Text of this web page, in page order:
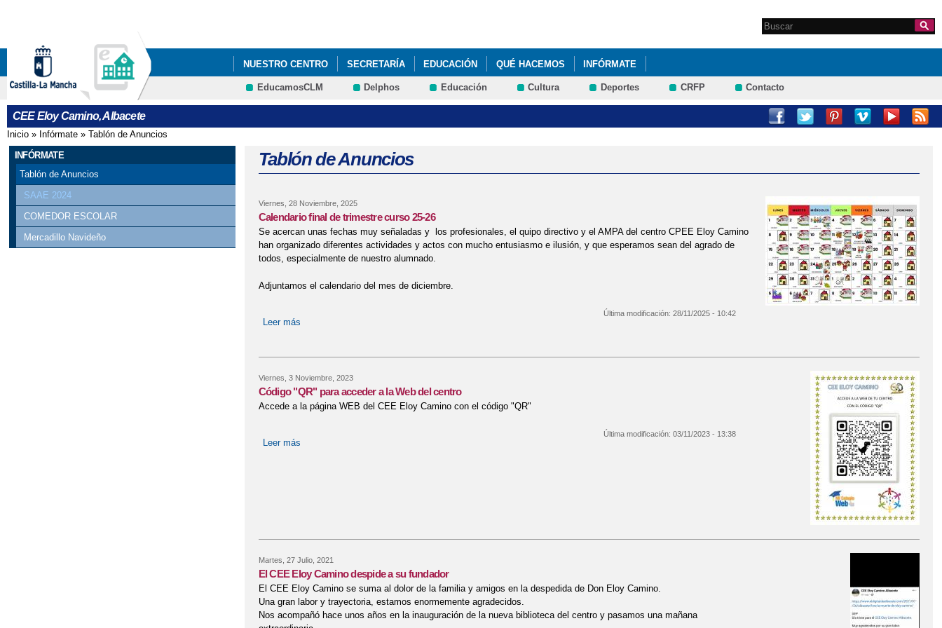
Formulario de
Search this site
NUESTRO CENTRO SECRETARÍA EDUCACIÓN QUÉ HACEMOS INFÓRMATE
CELEBRACIÓN DÍA DE LA PAZ Y ACTIVIDADES QUE PROMUEVAN LA MEJORA DE LA CONVIVENCIA. MERCADILLO NAVIDEÑO
EducamosCLM Delphos Educación Cultura Deportes CRFP Contacto
CEE Eloy Camino, Albacete
Se encuentra usted aquí
Inicio » Infórmate » Tablón de Anuncios
INFÓRMATE
Tablón de Anuncios
SAAE 2024
COMEDOR ESCOLAR
Mercadillo Navideño
Tablón de Anuncios
Viernes, 28 Noviembre, 2025
Calendario final de trimestre curso 25-26
Se acercan unas fechas muy señaladas y los profesionales, el quipo directivo y el AMPA del centro CPEE Eloy Camino
han organizado diferentes actividades y actos con mucho entusiasmo e ilusión, y que esperamos sean del agrado de
todos, especialmente de nuestro alumnado.
Adjuntamos el calendario del mes de diciembre.
Leer más
Última modificación: 28/11/2025 - 10:42
Viernes, 3 Noviembre, 2023
Código "QR" para acceder a la Web del centro
Accede a la página WEB del CEE Eloy Camino con el código "QR"
Leer más
Última modificación: 03/11/2023 - 13:38
Martes, 27 Julio, 2021
El CEE Eloy Camino despide a su fundador
El CEE Eloy Camino se suma al dolor de la familia y amigos en la despedida de Don Eloy Camino.
Una gran labor y trayectoria, estamos enormemente agradecidos.
Nos acompañó hace unos años en la inauguración de la nueva biblioteca del centro y pasamos una mañana